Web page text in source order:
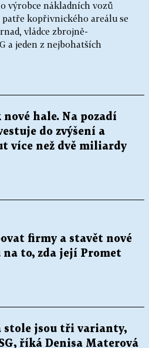
výrobce nákladních vozů
kopřivnického areálu se
vládce zbrojně-
a jeden z nejbohatších
hale. Na pozadí
do zvýšení a
více než dvě miliardy
firmy a stavět nové
na to, zda její Promet
stole jsou tři varianty,
říká Denisa Materová